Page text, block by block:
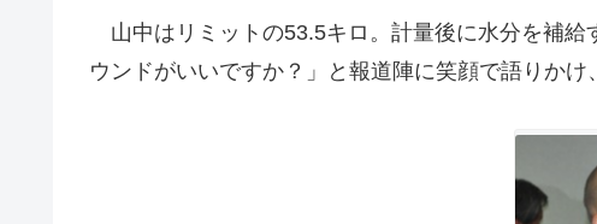
山中はリミットの53.5キロ。計量後に水分を補給
ウンドがいいですか？」と報道陣に笑顔で語りか